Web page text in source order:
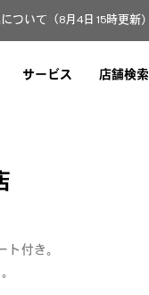
ついて（8月4日 15時更新）
サービス 店舗検索
ト付き。